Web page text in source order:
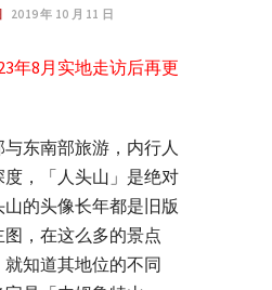
2019 年 10 月 11 日
年8月实地走访后再更
东南部旅游，内行人
，「人头山」是绝对
的头像长年都是旧版
，在这么多的景点
知道其地位的不同